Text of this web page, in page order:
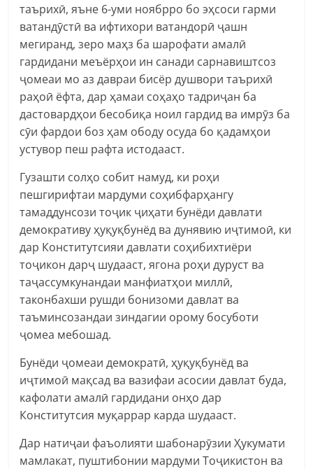
таърихӣ, яъне 6-уми ноябрро бо эҳсоси гарми
ватандӯстӣ ва ифтихори ватандорӣ ҷашн
мегиранд, зеро маҳз ба шарофати амалӣ
гардидани меъёрҳои ин санади сарнавиштсоз
ҷомеаи мо аз давраи бисёр душвори таърихӣ
раҳоӣ ёфта, дар ҳамаи соҳаҳо тадриҷан ба
дастовардҳои бесобиқа ноил гардид ва имрӯз ба
сӯи фардои боз ҳам ободу осуда бо қадамҳои
устувор пеш рафта истодааст.
Гузашти солҳо собит намуд, ки роҳи
пешгирифтаи мардуми соҳибфарҳангу
тамаддунсози тоҷик ҷиҳати бунёди давлати
демокративу ҳуқуқбунёд ва дунявию иҷтимоӣ, ки
дар Конститутсияи давлати соҳибихтиёри
тоҷикон дарҷ шудааст, ягона роҳи дуруст ва
таҷассумкунандаи манфиатҳои миллӣ,
таконбахши рушди бонизоми давлат ва
таъминсозандаи зиндагии орому босуботи
ҷомеа мебошад.
Бунёди ҷомеаи демократӣ, ҳуқуқбунёд ва
иҷтимоӣ мақсад ва вазифаи асосии давлат буда,
кафолати амалӣ гардидани онҳо дар
Конститутсия муқаррар карда шудааст.
Дар натиҷаи фаъолияти шабонарӯзии Ҳукумати
мамлакат, пуштибонии мардуми Тоҷикистон ва